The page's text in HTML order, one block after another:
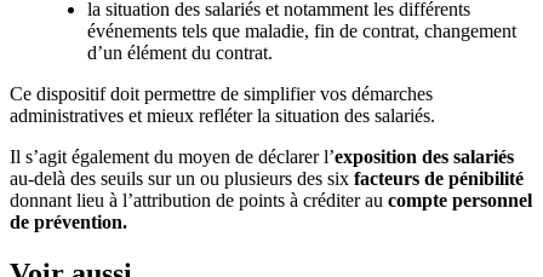
la situation des salariés et notamment les différents
événements tels que maladie, fin de contrat, changement
d’un élément du contrat.
Ce dispositif doit permettre de simplifier vos démarches
administratives et mieux refléter la situation des salariés.
Il s’agit également du moyen de déclarer l’exposition des salariés
au-delà des seuils sur un ou plusieurs des six facteurs de pénibilité
donnant lieu à l’attribution de points à créditer au compte personnel
de prévention.